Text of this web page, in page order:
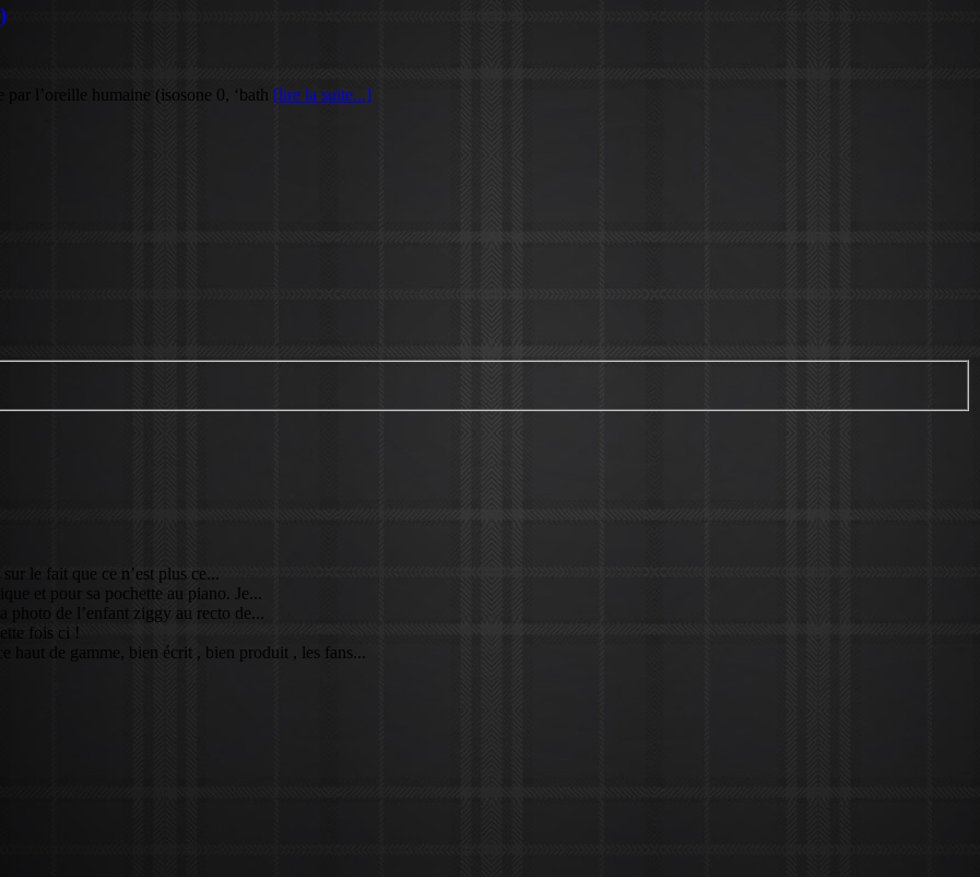
l’oreille humaine (isosone 0, ‘bath [lire la suite...]
le fait que ce n’est plus ce...
et pour sa pochette au piano. Je...
photo de l’enfant ziggy au recto de...
fois ci !
haut de gamme, bien écrit , bien produit , les fans...